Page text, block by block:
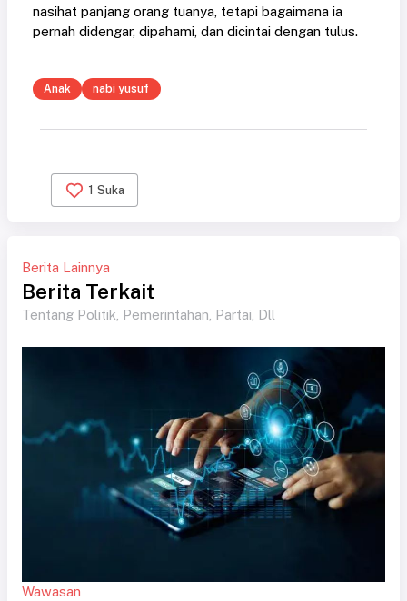
nasihat panjang orang tuanya, tetapi bagaimana ia
pernah didengar, dipahami, dan dicintai dengan tulus.
Anak nabi yusuf
1 Suka
Berita Lainnya
Berita Terkait
Tentang Politik, Pemerintahan, Partai, Dll
Wawasan